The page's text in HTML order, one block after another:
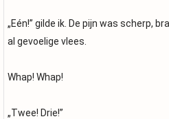
„Eén!” gilde ik. De pijn was scherp,
al gevoelige vlees.
Whap! Whap!
„Twee! Drie!”